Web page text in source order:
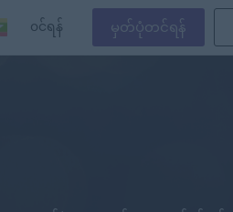
၀င်ရန် မှတ်ပုံတင်ရန်